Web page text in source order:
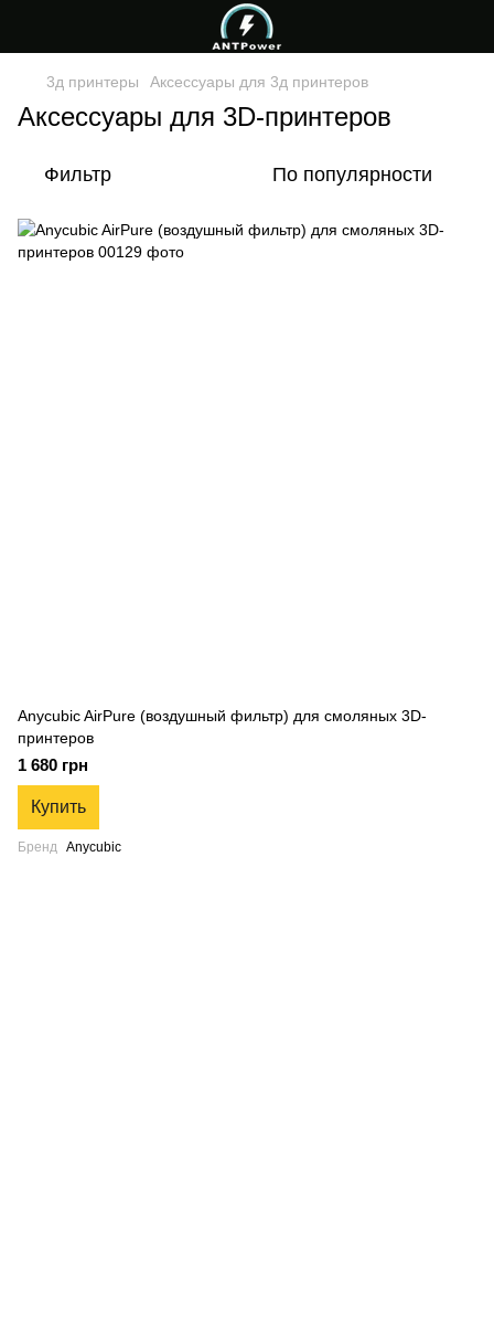
3д принтеры Аксессуары для 3д принтеров
Аксессуары для 3D-принтеров
Фильтр По популярности
Anycubic AirPure (воздушный фильтр) для смоляных 3D-
принтеров
1 680 грн
Купить
Бренд Anycubic